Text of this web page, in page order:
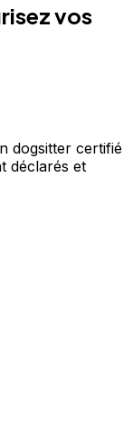
vos
dogsitter certifié
déclarés et